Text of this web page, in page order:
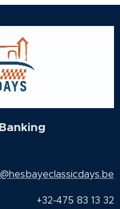
+32-475 83 13 32